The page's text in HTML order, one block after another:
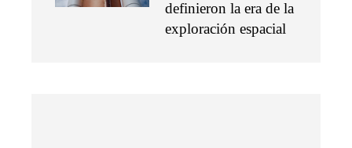
definieron la era de la
exploración espacial